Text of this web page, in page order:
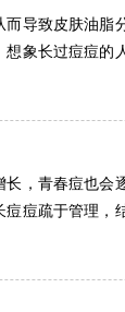
导致皮肤油脂
象长过痘痘的
，青春痘也会
痘疏于管理，